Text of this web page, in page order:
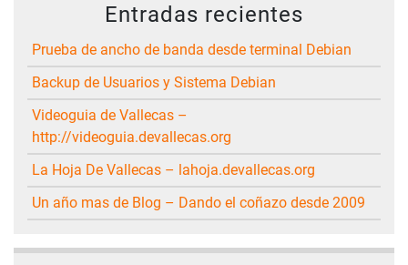
Entradas recientes
Prueba de ancho de banda desde terminal Debian
Backup de Usuarios y Sistema Debian
Videoguia de Vallecas –
http://videoguia.devallecas.org
La Hoja De Vallecas – lahoja.devallecas.org
Un año mas de Blog – Dando el coñazo desde 2009